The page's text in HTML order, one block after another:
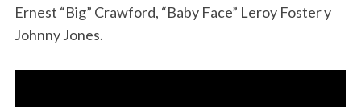
Ernest “Big” Crawford, “Baby Face” Leroy Foster y
Johnny Jones.